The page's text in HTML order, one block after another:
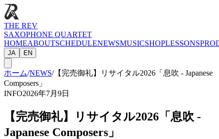
THE REV
SAXOPHONE QUARTET
HOMEABOUTSCHEDULENEWSMUSICSHOPLESSONS
JA EN
ホーム/NEWS/【完売御礼】リサイタル2026「息吹 - Japanese
Composers」
INFO2026年7月9日
【完売御礼】リサイタル2026「息吹 -
Japanese Composers」